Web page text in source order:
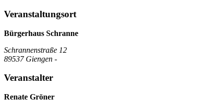
Veranstaltungsort
Bürgerhaus Schranne
Schrannenstraße 12
89537 Giengen -
Veranstalter
Renate Gröner